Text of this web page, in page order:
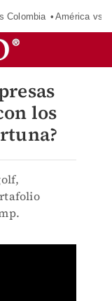
Colombia América vs
los